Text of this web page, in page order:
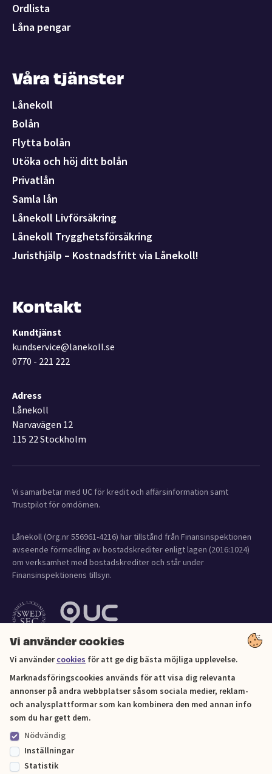
Vi använder cookies
Vi användercookies för att ge dig bästa möjliga upplevelse.
Marknadsföringscookies används för att visa dig relevanta
annonser på andra webbplatser såsom sociala medier, reklam-
och analysplattformar som kan kombinera den med annan info
som du har gett dem.
Nödvändig
Inställningar
Statistik
Ordlista
Låna pengar
Våra tjänster
Lånekoll
Bolån
Flytta bolån
Utöka och höj ditt bolån
Privatlån
Samla lån
Lånekoll Livförsäkring
Lånekoll Trygghetsförsäkring
Juristhjälp – Kostnadsfritt via Lånekoll!
Kontakt
Kundtjänst
kundservice@lanekoll.se
0770 - 221 222
Adress
Lånekoll
Narvavägen 12
115 22 Stockholm
Vi samarbetar med UC för kredit och affärsinformation samt
Trustpilot för omdömen.
Lånekoll (Org.nr 556961-4216) har tillstånd från Finansinspektionen
avseende förmedling av bostadskrediter enligt lagen (2016:1024)
om verksamhet med bostadskrediter och står under
Finansinspektionens tillsyn.
Cookies
Sitemap